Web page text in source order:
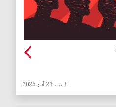
السبت 23 آيار 2026